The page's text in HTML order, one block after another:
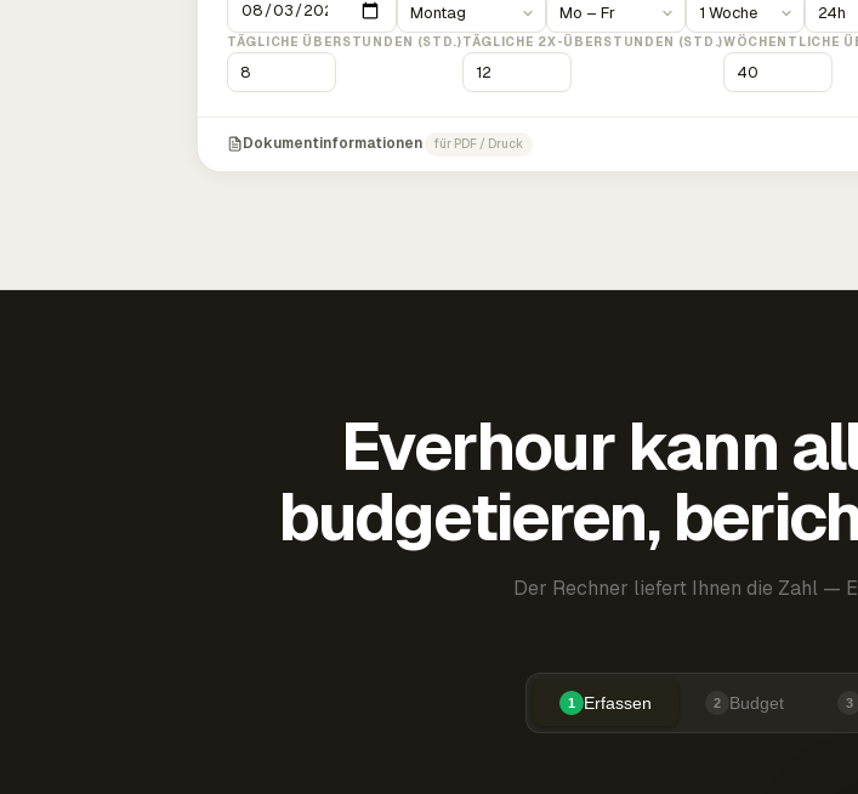
TÄGLICHE ÜBERSTUNDEN (STD.)TÄGLICHE 2X-ÜBERSTUNDEN (STD.)WÖCHENTLICHE
Dokumentinformationen für PDF / Druck
Everhour kann
budgetieren,
Der Rechner liefert Ihnen die Zahl —
1 Erfassen 2 Budget 3